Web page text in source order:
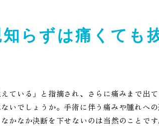
らずは痛くても
えている」と指摘され、さらに痛みまで出
いでしょうか。手術に伴う痛みや腫れへ
かなか決断を下せないのは当然のことで